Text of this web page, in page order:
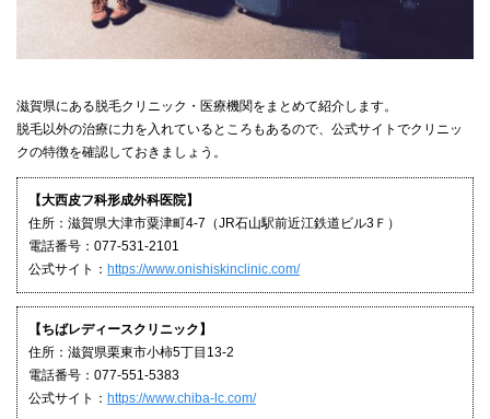
滋賀県にある脱毛クリニック・医療機関をまとめて紹介します。
脱毛以外の治療に力を入れているところもあるので、公式サイトでクリニッ
クの特徴を確認しておきましょう。
【大西皮フ科形成外科医院】
住所：滋賀県大津市粟津町4-7（JR石山駅前近江鉄道ビル3Ｆ）
電話番号：077-531-2101
公式サイト： https://www.onishiskinclinic.com/
【ちばレディースクリニック】
住所：滋賀県栗東市小柿5丁目13-2
電話番号：077-551-5383
公式サイト： https://www.chiba-lc.com/